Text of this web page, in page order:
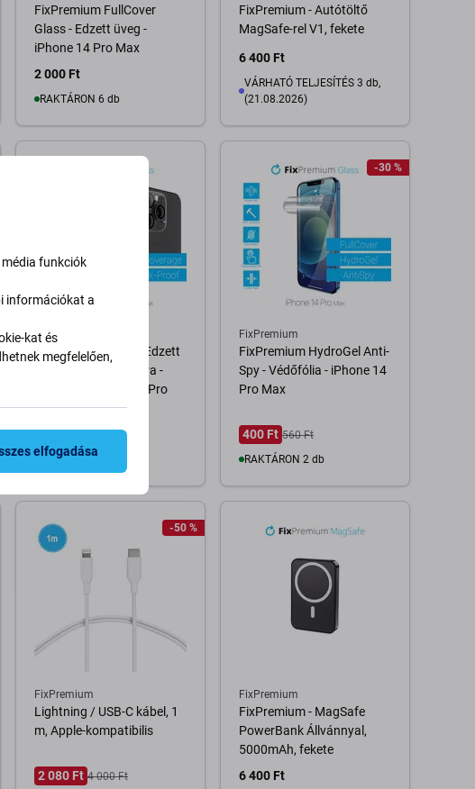
FixPremium FullCover
Glass - Edzett üveg -
iPhone 14 Pro Max
2 000 Ft
RAKTÁRON 6 db
FixPremium - Autótöltő
MagSafe-rel V1, fekete
6 400 Ft
VÁRHATÓ TELJESÍTÉS 3 db,
(21.08.2026)
Kosárba
FixPremium
FixPremium Glass - Edzett
üveg és hátsó kamera -
iPhone 14 Pro és 14 Pro
Max
1 590 Ft
RAKTÁRON 10+ db
-30 %
FixPremium
FixPremium HydroGel Anti-
Spy - Védőfólia - iPhone 14
Pro Max
400 Ft 560 Ft
RAKTÁRON 2 db
-50 %
FixPremium
Lightning / USB-C kábel, 1
m, Apple-kompatibilis
2 080 Ft 4 000 Ft
FixPremium
FixPremium - MagSafe
PowerBank Állvánnyal,
5000mAh, fekete
6 400 Ft
funkciók
információkat a
kat és
megfelelően,
elfogadása